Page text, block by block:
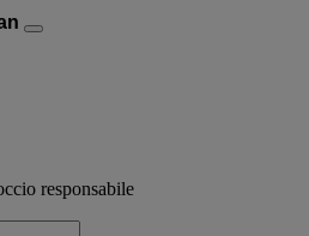
responsabile